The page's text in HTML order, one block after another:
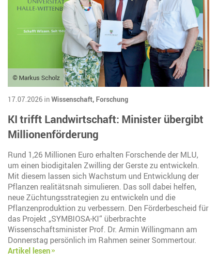
© Markus Scholz
17.07.2026 in Wissenschaft, Forschung
KI trifft Landwirtschaft: Minister übergibt
Millionenförderung
Rund 1,26 Millionen Euro erhalten Forschende der MLU,
um einen biodigitalen Zwilling der Gerste zu entwickeln.
Mit diesem lassen sich Wachstum und Entwicklung der
Pflanzen realitätsnah simulieren. Das soll dabei helfen,
neue Züchtungsstrategien zu entwickeln und die
Pflanzenproduktion zu verbessern. Den Förderbescheid für
das Projekt „SYMBIOSA-KI“ überbrachte
Wissenschaftsminister Prof. Dr. Armin Willingmann am
Donnerstag persönlich im Rahmen seiner Sommertour.
Artikel lesen